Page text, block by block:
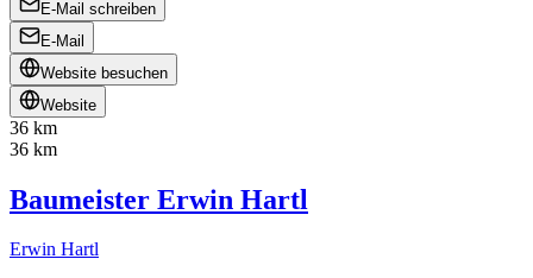
E-Mail schreiben
E-Mail
Website besuchen
Website
36 km
36 km
Baumeister Erwin Hartl
Erwin Hartl